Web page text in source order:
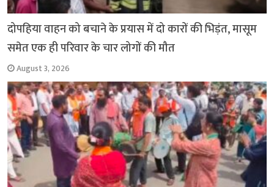
दोपहिया वाहन को बचाने के प्रयास में दो कारों की भिड़ंत, मासूम
समेत एक ही परिवार के चार लोगों की मौत
August 3, 2026